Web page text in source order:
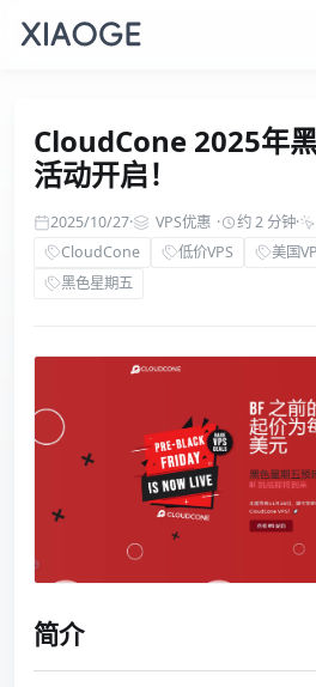
CloudCone 2025年
活动开启！
2025/10/27· VPS优惠 · 约 2 分钟·
CloudCone
低价VPS 美国
黑色星期五
简介